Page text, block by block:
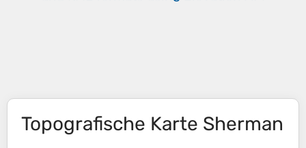
Topografische Karte Sherman